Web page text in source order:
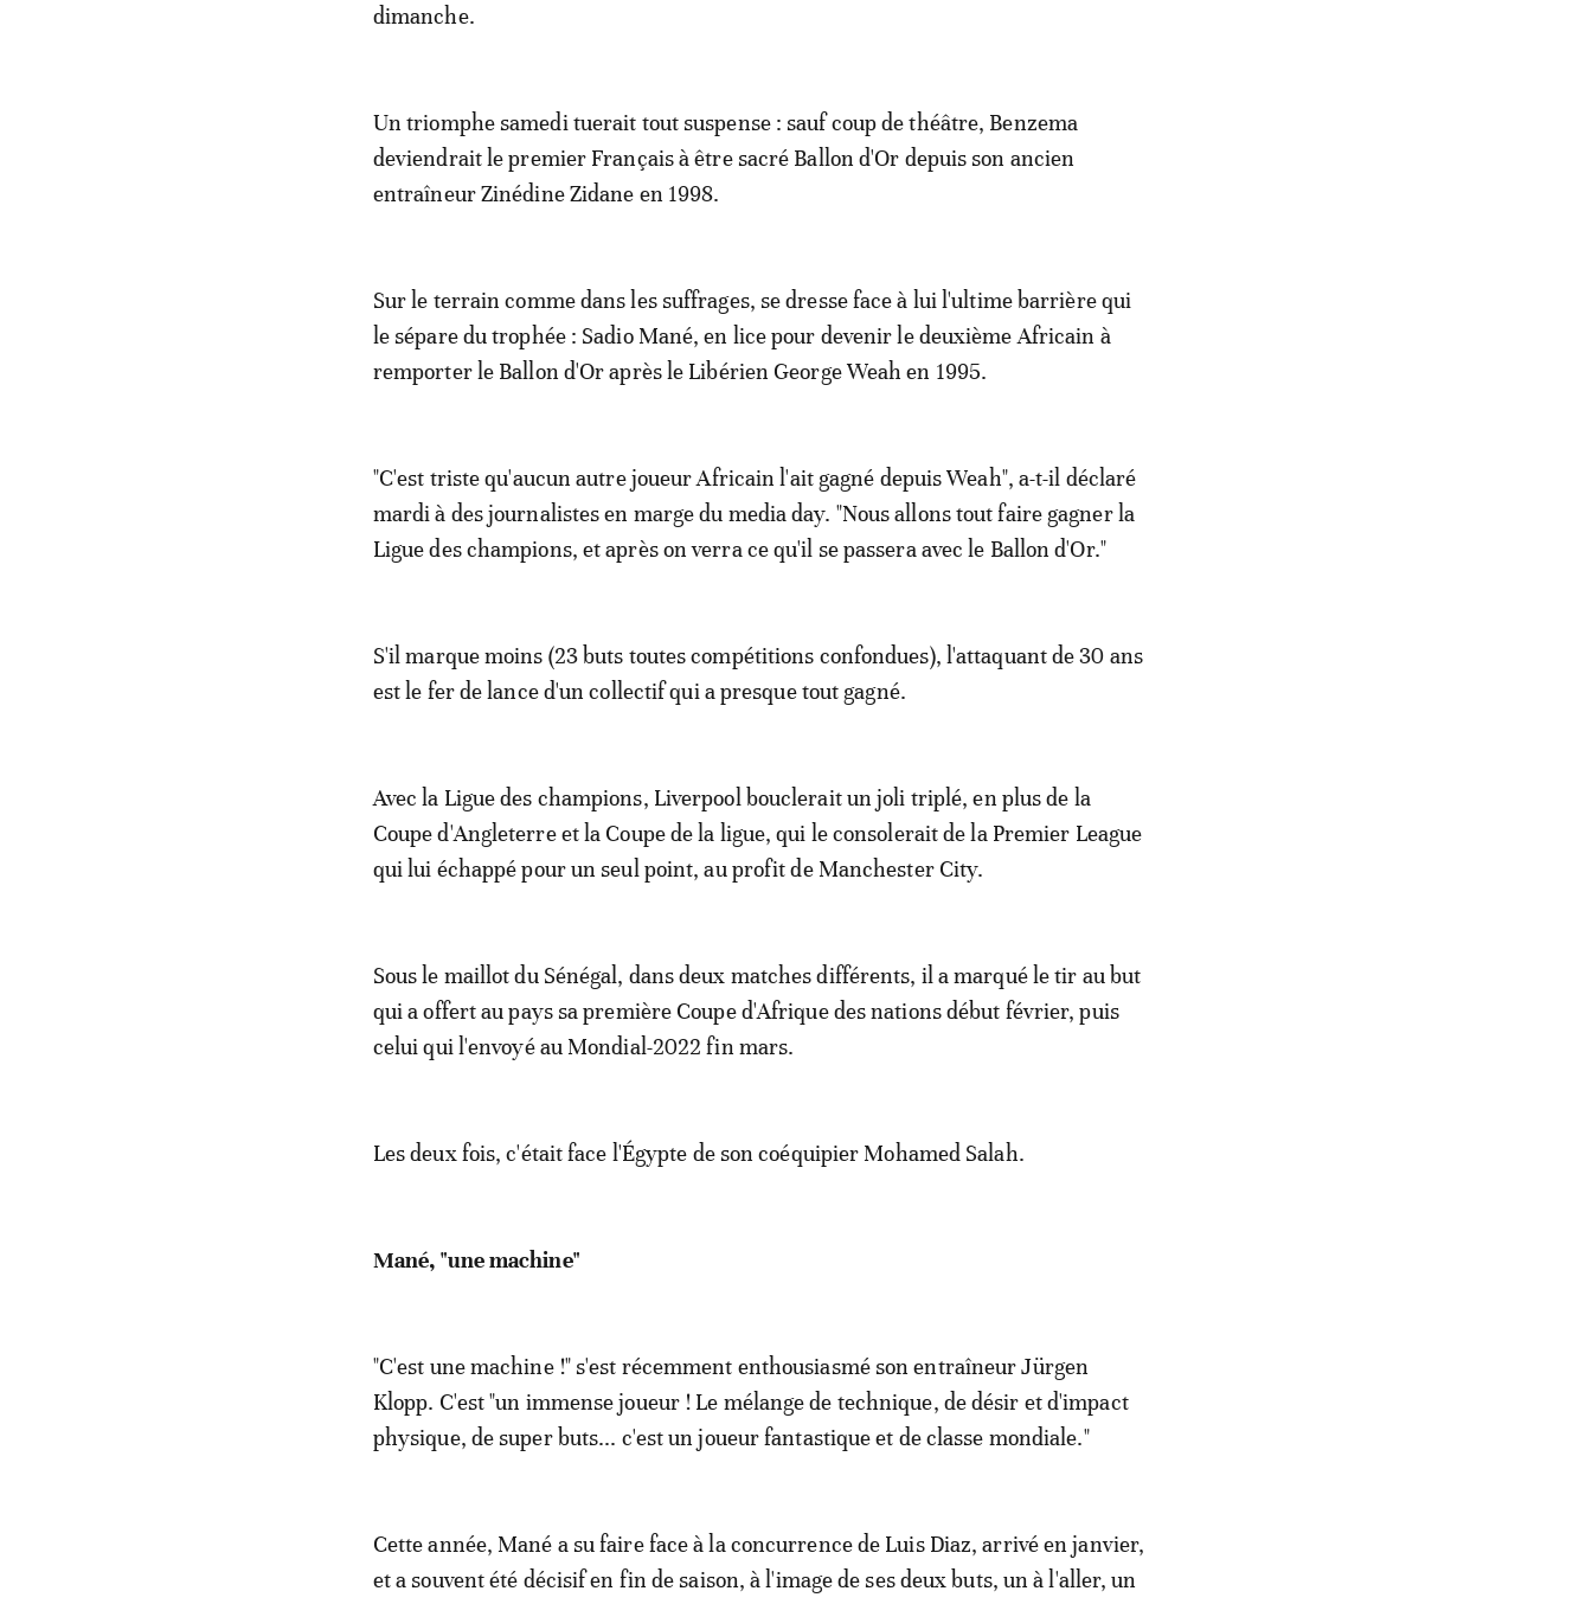
dimanche.
Un triomphe samedi tuerait tout suspense : sauf coup de théâtre, Benzema
deviendrait le premier Français à être sacré Ballon d'Or depuis son ancien
entraîneur Zinédine Zidane en 1998.
Sur le terrain comme dans les suffrages, se dresse face à lui l'ultime barrière qui
le sépare du trophée : Sadio Mané, en lice pour devenir le deuxième Africain à
remporter le Ballon d'Or après le Libérien George Weah en 1995.
"C'est triste qu'aucun autre joueur Africain l'ait gagné depuis Weah", a-t-il déclaré
mardi à des journalistes en marge du media day. "Nous allons tout faire gagner la
Ligue des champions, et après on verra ce qu'il se passera avec le Ballon d'Or."
S'il marque moins (23 buts toutes compétitions confondues), l'attaquant de 30 ans
est le fer de lance d'un collectif qui a presque tout gagné.
Avec la Ligue des champions, Liverpool bouclerait un joli triplé, en plus de la
Coupe d'Angleterre et la Coupe de la ligue, qui le consolerait de la Premier League
qui lui échappé pour un seul point, au profit de Manchester City.
Sous le maillot du Sénégal, dans deux matches différents, il a marqué le tir au but
qui a offert au pays sa première Coupe d'Afrique des nations début février, puis
celui qui l'envoyé au Mondial-2022 fin mars.
Les deux fois, c'était face l'Égypte de son coéquipier Mohamed Salah.
Mané, "une machine"
"C'est une machine !" s'est récemment enthousiasmé son entraîneur Jürgen
Klopp. C'est "un immense joueur ! Le mélange de technique, de désir et d'impact
physique, de super buts... c'est un joueur fantastique et de classe mondiale."
Cette année, Mané a su faire face à la concurrence de Luis Diaz, arrivé en janvier,
et a souvent été décisif en fin de saison, à l'image de ses deux buts, un à l'aller, un